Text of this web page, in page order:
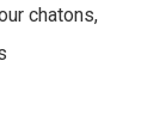
chatons,